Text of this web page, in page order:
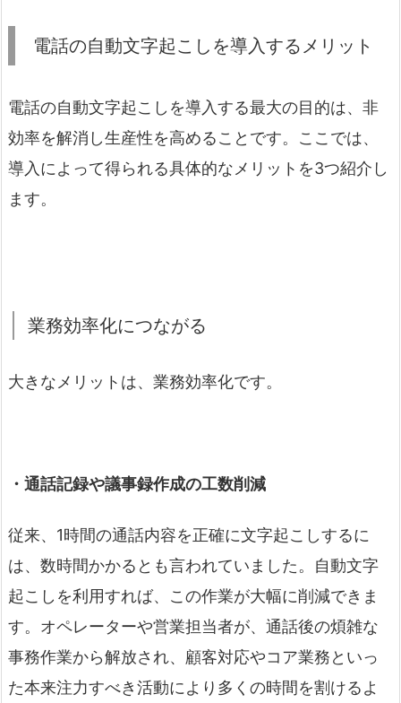
電話の自動文字起こしを導入するメリット
電話の自動文字起こしを導入する最大の目的は、非
効率を解消し生産性を高めることです。ここでは、
導入によって得られる具体的なメリットを3つ紹介し
ます。
業務効率化につながる
大きなメリットは、業務効率化です。
・通話記録や議事録作成の工数削減
従来、1時間の通話内容を正確に文字起こしするに
は、数時間かかるとも言われていました。自動文字
起こしを利用すれば、この作業が大幅に削減できま
す。オペレーターや営業担当者が、通話後の煩雑な
事務作業から解放され、顧客対応やコア業務といっ
た本来注力すべき活動により多くの時間を割けるよ